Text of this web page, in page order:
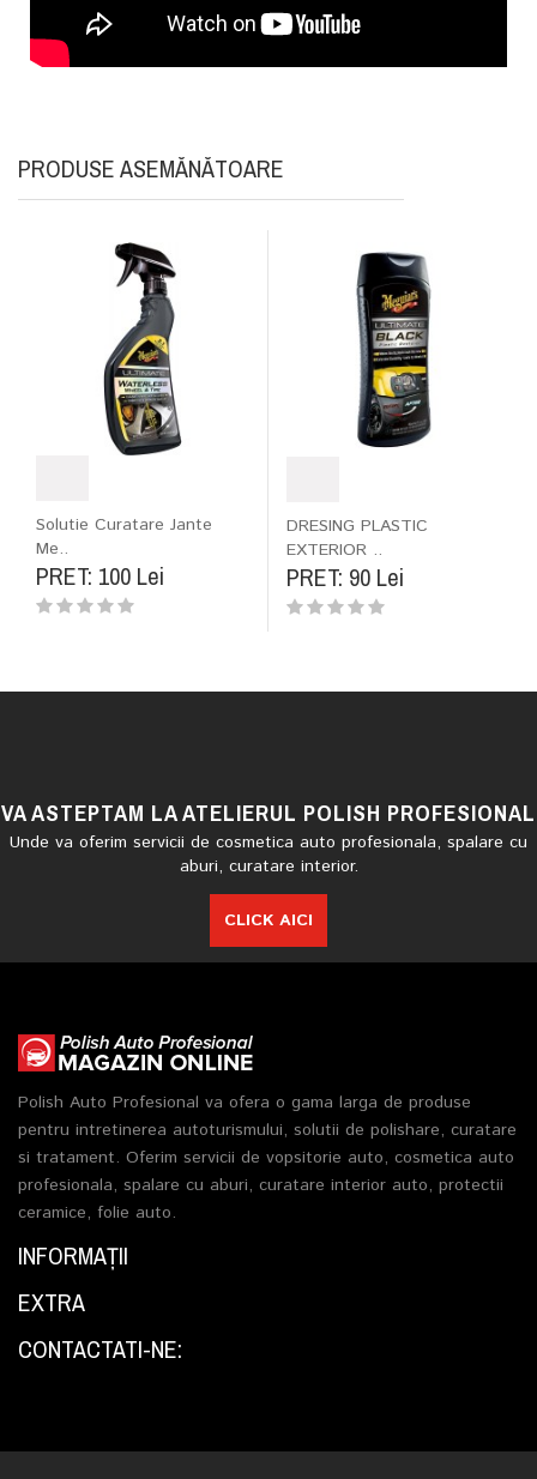
PRODUSE ASEMĂNĂTOARE
Solutie Curatare Jante
Me..
PRET: 100 Lei
DRESING PLASTIC
EXTERIOR ..
PRET: 90 Lei
VA ASTEPTAM LA ATELIERUL POLISH PROFESIONAL
Unde va oferim servicii de cosmetica auto profesionala, spalare cu
aburi, curatare interior.
CLICK AICI
Polish Auto Profesional va ofera o gama larga de produse
pentru intretinerea autoturismului, solutii de polishare, curatare
si tratament. Oferim servicii de vopsitorie auto, cosmetica auto
profesionala, spalare cu aburi, curatare interior auto, protectii
ceramice, folie auto.
INFORMAŢII
EXTRA
CONTACTATI-NE: